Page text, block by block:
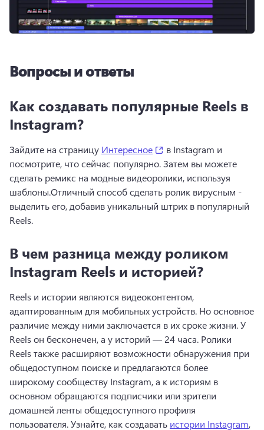
Вопросы и ответы
Как создавать популярные Reels в
Instagram?
Зайдите на страницу Интересное (opens in a new tab)
в Instagram и
посмотрите, что сейчас популярно. Затем вы можете
сделать ремикс на модные видеоролики, используя
шаблоны.Отличный способ сделать ролик вирусным -
выделить его, добавив уникальный штрих в популярный
Reels.
В чем разница между роликом
Instagram Reels и историей?
Reels и истории являются видеоконтентом,
адаптированным для мобильных устройств. Но основное
различие между ними заключается в их сроке жизни. У
Reels он бесконечен, а у историй — 24 часа. Ролики
Reels также расширяют возможности обнаружения при
общедоступном поиске и предлагаются более
широкому сообществу Instagram, а к историям в
основном обращаются подписчики или зрители
домашней ленты общедоступного профиля
пользователя. Узнайте, как создавать истории Instagram,